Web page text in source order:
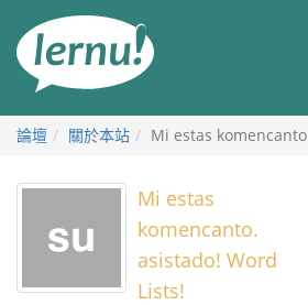
論壇 關於本站 Mi estas
Mi estas
komencanto.
asistado! Word
Lists!